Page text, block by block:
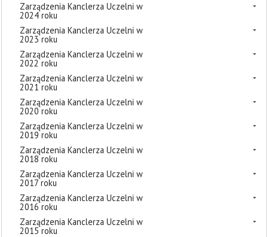
Zarządzenia Kanclerza Uczelni w
2024 roku
Zarządzenia Kanclerza Uczelni w
2023 roku
Zarządzenia Kanclerza Uczelni w
2022 roku
Zarządzenia Kanclerza Uczelni w
2021 roku
Zarządzenia Kanclerza Uczelni w
2020 roku
Zarządzenia Kanclerza Uczelni w
2019 roku
Zarządzenia Kanclerza Uczelni w
2018 roku
Zarządzenia Kanclerza Uczelni w
2017 roku
Zarządzenia Kanclerza Uczelni w
2016 roku
Zarządzenia Kanclerza Uczelni w
2015 roku